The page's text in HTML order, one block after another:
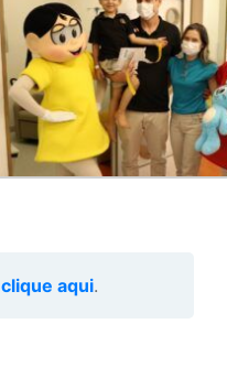
clique aqui.